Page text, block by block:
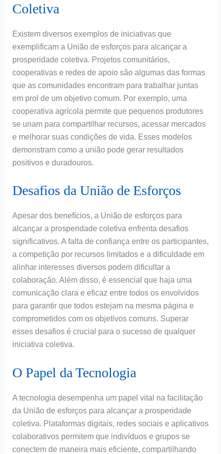
Coletiva
Existem diversos exemplos de iniciativas que
exemplificam a União de esforços para alcançar a
prosperidade coletiva. Projetos comunitários,
cooperativas e redes de apoio são algumas das formas
que as comunidades encontram para trabalhar juntas
em prol de um objetivo comum. Por exemplo, uma
cooperativa agrícola permite que pequenos produtores
se unam para compartilhar recursos, acessar mercados
e melhorar suas condições de vida. Esses modelos
demonstram como a união pode gerar resultados
positivos e duradouros.
Desafios da União de Esforços
Apesar dos benefícios, a União de esforços para
alcançar a prosperidade coletiva enfrenta desafios
significativos. A falta de confiança entre os participantes,
a competição por recursos limitados e a dificuldade em
alinhar interesses diversos podem dificultar a
colaboração. Além disso, é essencial que haja uma
comunicação clara e eficaz entre todos os envolvidos
para garantir que todos estejam na mesma página e
comprometidos com os objetivos comuns. Superar
esses desafios é crucial para o sucesso de qualquer
iniciativa coletiva.
O Papel da Tecnologia
A tecnologia desempenha um papel vital na facilitação
da União de esforços para alcançar a prosperidade
coletiva. Plataformas digitais, redes sociais e aplicativos
colaborativos permitem que indivíduos e grupos se
conectem de maneira mais eficiente, compartilhando